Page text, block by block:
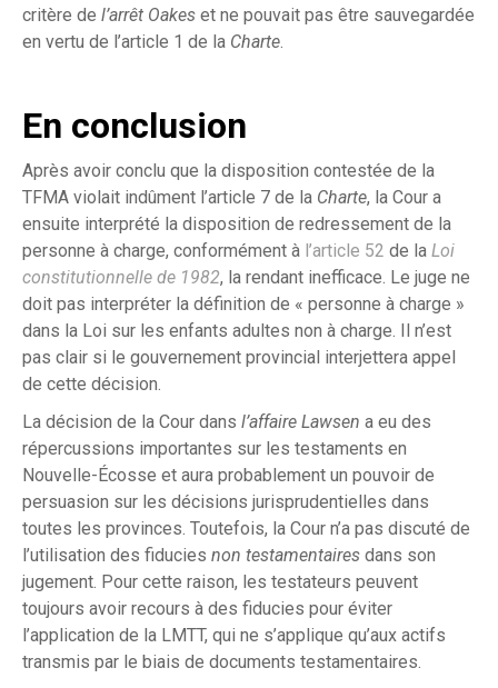
critère de l’arrêt Oakes et ne pouvait pas être sauvegardée
en vertu de l’article 1 de la Charte
En conclusion
Après avoir conclu que la disposition contestée de la
TFMA violait indûment l’article 7 de la Charte, la Cour a
ensuite interprété la disposition de redressement de la
personne à charge, conformément à l’article 52 de la Loi
constitutionnelle de 1982, la rendant inefficace. Le juge ne
doit pas interpréter la définition de « personne à charge »
dans la Loi sur les enfants adultes non à charge. Il n’est
pas clair si le gouvernement provincial interjettera appel
de cette décision.
La décision de la Cour dans l’affaire Lawsen a eu des
répercussions importantes sur les testaments en
Nouvelle-Écosse et aura probablement un pouvoir de
persuasion sur les décisions jurisprudentielles dans
toutes les provinces. Toutefois, la Cour n’a pas discuté de
l’utilisation des fiducies non testamentaires dans son
jugement. Pour cette raison, les testateurs peuvent
toujours avoir recours à des fiducies pour éviter
l’application de la LMTT, qui ne s’applique qu’aux actifs
transmis par le biais de documents testamentaires.